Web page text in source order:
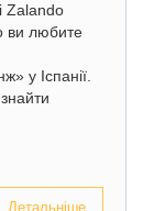
Zalando
ви любите
у Іспанії.
Детальніше